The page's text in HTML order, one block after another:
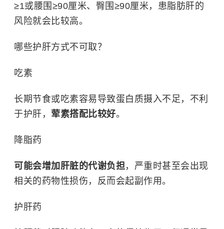
≥1或腰围≥90厘米、臀围≥90厘米，患脂肪肝的
风险就会比较高。
哪些护肝方式不可取？
吃素
长期节食或吃素容易导致蛋白质摄入不足，不利
于护肝， 荤素搭配比较好。
降脂药
可能会增加肝脏的代谢负担 ，严重时甚至会出现
相关的药物性损伤，反而会起副作用。
护肝药